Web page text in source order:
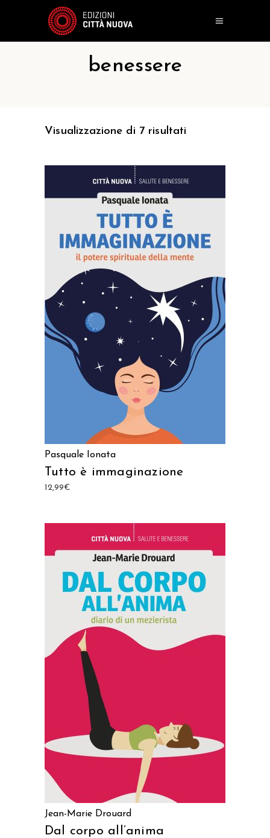
benessere
Visualizzazione di 7 risultati
AGGIUNGI AL CARRELLO
Pasquale Ionata
Tutto è immaginazione
12,99€
AGGIUNGI AL CARRELLO
Jean-Marie Drouard
Dal corpo all’anima